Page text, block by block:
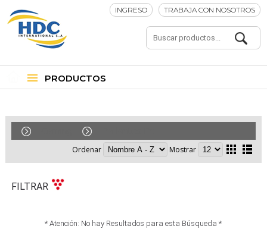
INGRESO TRABAJA CON NOSOTROS
PRODUCTOS
Ordenar Mostrar
FILTRAR
* Atención: No hay Resultados para esta Búsqueda *